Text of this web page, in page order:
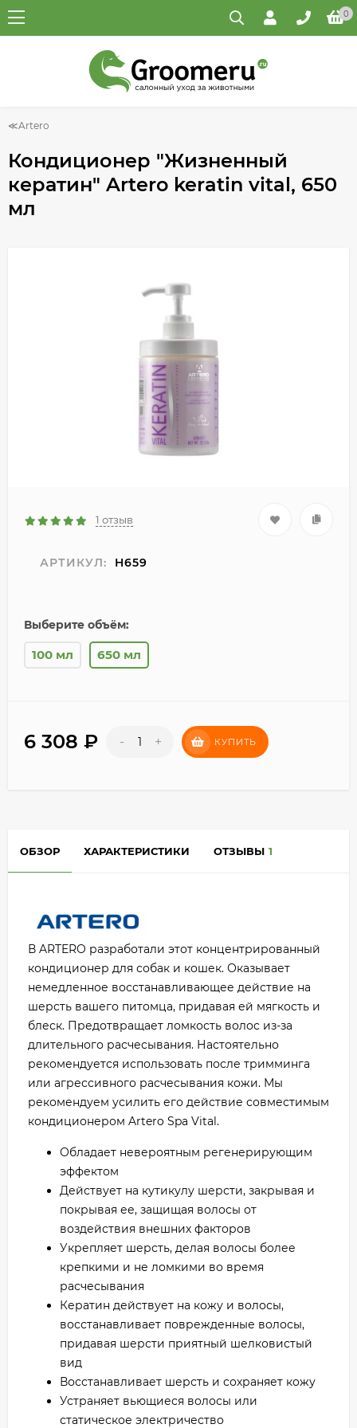
0
Artero
Кондиционер "Жизненный
кератин" Artero keratin vital, 650
мл
1 отзыв
АРТИКУЛ: H659
Выберите объём:
100 мл 650 мл
6 308 ₽ - + КУПИТЬ
ОБЗОР ХАРАКТЕРИСТИКИ ОТЗЫВЫ 1
В ARTERO разработали этот концентрированный
кондиционер для собак и кошек. Оказывает
немедленное восстанавливающее действие на
шерсть вашего питомца, придавая ей мягкость и
блеск. Предотвращает ломкость волос из-за
длительного расчесывания. Настоятельно
рекомендуется использовать после тримминга
или агрессивного расчесывания кожи. Мы
рекомендуем усилить его действие совместимым
кондиционером Artero Spa Vital.
Обладает невероятным регенерирующим
эффектом
Действует на кутикулу шерсти, закрывая и
покрывая ее, защищая волосы от
воздействия внешних факторов
Укрепляет шерсть, делая волосы более
крепкими и не ломкими во время
расчесывания
Кератин действует на кожу и волосы,
восстанавливает поврежденные волосы,
придавая шерсти приятный шелковистый
вид
Восстанавливает шерсть и сохраняет кожу
Устраняет вьющиеся волосы или
статическое электричество